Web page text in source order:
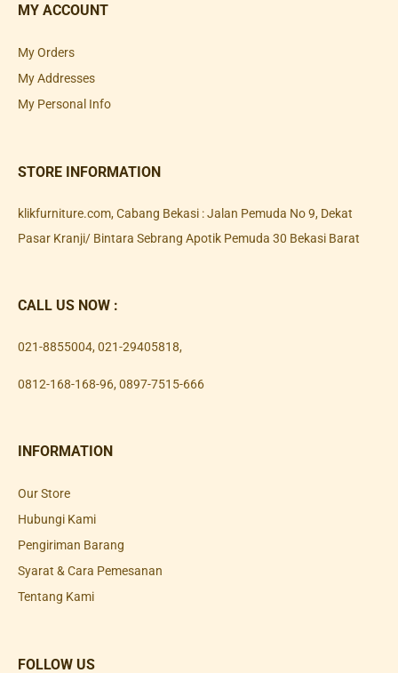
MY ACCOUNT
My Orders
My Addresses
My Personal Info
STORE INFORMATION
klikfurniture.com, Cabang Bekasi : Jalan Pemuda No 9, Dekat
Pasar Kranji/ Bintara Sebrang Apotik Pemuda 30 Bekasi Barat
CALL US NOW :
021-8855004, 021-29405818,
0812-168-168-96, 0897-7515-666
INFORMATION
Our Store
Hubungi Kami
Pengiriman Barang
Syarat & Cara Pemesanan
Tentang Kami
FOLLOW US